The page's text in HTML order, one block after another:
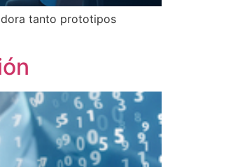
tanto prototipos